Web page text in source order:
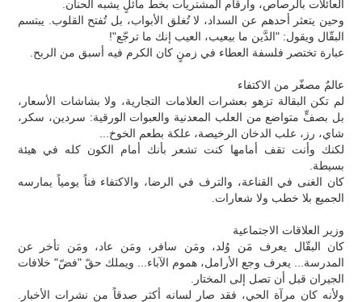
العائلات بالرصاص، وأرقام المشتريات بخطٍّ مائلٍ يشبه الحنان.
وحين يتعثر أحدهم عن السداد، لا تُغلق الأبواب، بل تُفتح القلوب. يبتسم
البقّال ويقول: "الدَّين ما بيعيب، العيب إنك ما ترجّع"!
عبارة تختصر فلسفة العطاء في زمنٍ كان الكرم فيه أسبق من الربح.
عالمٌ مصغّر من الاكتفاء
لم تكن البقالة تزهو بعشرات العلامات التجارية، ولا بشاشات الأسعار،
بل بصفٍّ متواضع من العلب المعدنية والعبوات الورقية: سردين، سكر،
شاي، رز، علب الدخان الرخيصة، علكة بطعم الخوخ...
لكنك وأنت تقف أمامها كنت تشعر بأنك أمام الكون كله في هيئة
بسيطة.
كان الغنى في القناعة، والترف في الرضا، والاكتفاء فناً يومياً يمارسه
الجميع بلا خطب ولا شعارات.
وزير العلاقات الاجتماعية
كان البقّال يعرف مَن وُلد، ومَن سافر، ومَن عاد، ومَن تأخر عن
المدرسة... يعرف وجع الأرامل، هموم الآباء... ويملك حقّ "فضّ" خلافات
الجيران قبل أن تصل إلى المختار.
ولأنه كان مرآة الحي، فقد صار لسانه أكثر صدقاً من نشرات الأخبار.